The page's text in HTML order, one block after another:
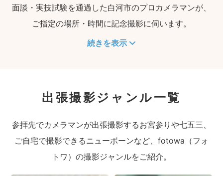
面談・実技試験を通過した白河市のプロカメラマンが、
ご指定の場所・時間に記念撮影に伺います。
続きを表示
出張撮影ジャンル一覧
参拝先でカメラマンが出張撮影するお宮参りや七五三、
ご自宅で撮影できるニューボーンなど、fotowa（フォ
トワ）の撮影ジャンルをご紹介。